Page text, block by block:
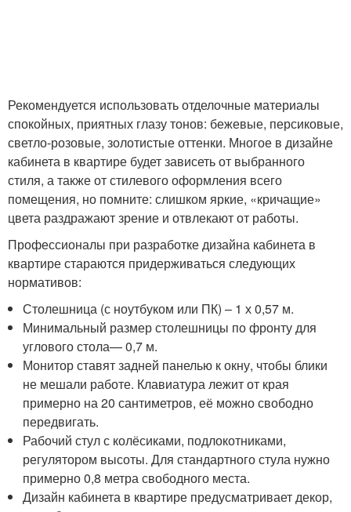
Рекомендуется использовать отделочные материалы
спокойных, приятных глазу тонов: бежевые, персиковые,
светло-розовые, золотистые оттенки. Многое в дизайне
кабинета в квартире будет зависеть от выбранного
стиля, а также от стилевого оформления всего
помещения, но помните: слишком яркие, «кричащие»
цвета раздражают зрение и отвлекают от работы.
Профессионалы при разработке дизайна кабинета в
квартире стараются придерживаться следующих
нормативов:
Столешница (с ноутбуком или ПК) – 1 х 0,57 м.
Минимальный размер столешницы по фронту для
углового стола— 0,7 м.
Монитор ставят задней панелью к окну, чтобы блики
не мешали работе. Клавиатура лежит от края
примерно на 20 сантиметров, её можно свободно
передвигать.
Рабочий стул с колёсиками, подлокотниками,
регулятором высоты. Для стандартного стула нужно
примерно 0,8 метра свободного места.
Дизайн кабинета в квартире предусматривает декор,